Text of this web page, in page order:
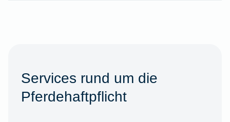
Services rund um die
Pferdehaftpflicht